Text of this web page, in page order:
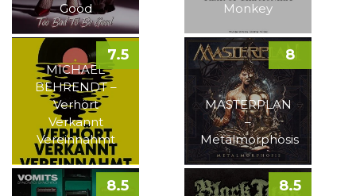
Good
Monkey
MICHAEL
BEHRENDT –
Verhört
Verkannt
Vereinnahmt
7.5
MASTERPLAN
–
Metalmorphosis
8
8.5 8.5